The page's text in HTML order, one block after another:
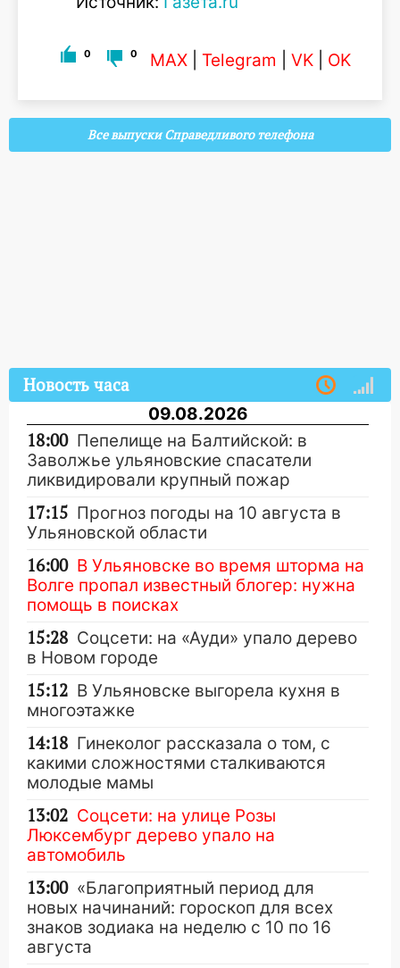
0 0 MAX Telegram VK OK
Все выпуски Справедливого телефона
Новость часа
09.08.2026
18:00 Пепелище на Балтийской: в
Заволжье ульяновские спасатели
ликвидировали крупный пожар
17:15 Прогноз погоды на 10 августа в
Ульяновской области
16:00 В Ульяновске во время шторма на
Волге пропал известный блогер: нужна
помощь в поисках
15:28 Соцсети: на «Ауди» упало дерево
в Новом городе
15:12 В Ульяновске выгорела кухня в
многоэтажке
14:18 Гинеколог рассказала о том, с
какими сложностями сталкиваются
молодые мамы
13:02 Соцсети: на улице Розы
Люксембург дерево упало на
автомобиль
13:00 «Благоприятный период для
новых начинаний: гороскоп для всех
знаков зодиака на неделю с 10 по 16
августа